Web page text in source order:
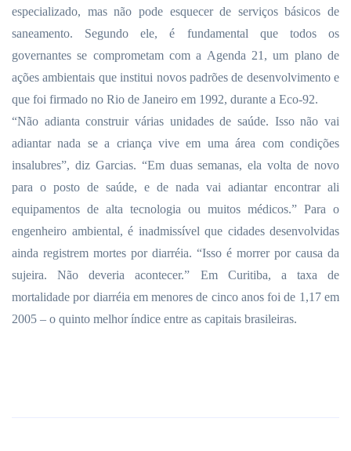
especializado, mas não pode esquecer de serviços básicos de
saneamento. Segundo ele, é fundamental que todos os
governantes se comprometam com a Agenda 21, um plano de
ações ambientais que institui novos padrões de desenvolvimento e
que foi firmado no Rio de Janeiro em 1992, durante a Eco-92.
“Não adianta construir várias unidades de saúde. Isso não vai
adiantar nada se a criança vive em uma área com condições
insalubres”, diz Garcias. “Em duas semanas, ela volta de novo
para o posto de saúde, e de nada vai adiantar encontrar ali
equipamentos de alta tecnologia ou muitos médicos.” Para o
engenheiro ambiental, é inadmissível que cidades desenvolvidas
ainda registrem mortes por diarréia. “Isso é morrer por causa da
sujeira. Não deveria acontecer.” Em Curitiba, a taxa de
mortalidade por diarréia em menores de cinco anos foi de 1,17 em
2005 – o quinto melhor índice entre as capitais brasileiras.